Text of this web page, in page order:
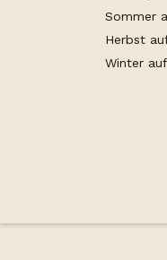
Sommer
Herbst
Winter